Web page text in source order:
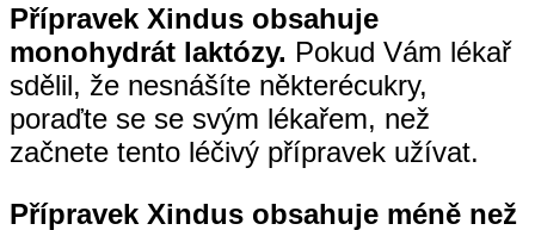
Přípravek Xindus obsahuje
monohydrát laktózy. Pokud Vám lékař
sdělil, že nesnášíte některécukry,
poraďte se se svým lékařem, než
začnete tento léčivý přípravek užívat.
Přípravek Xindus obsahuje méně než